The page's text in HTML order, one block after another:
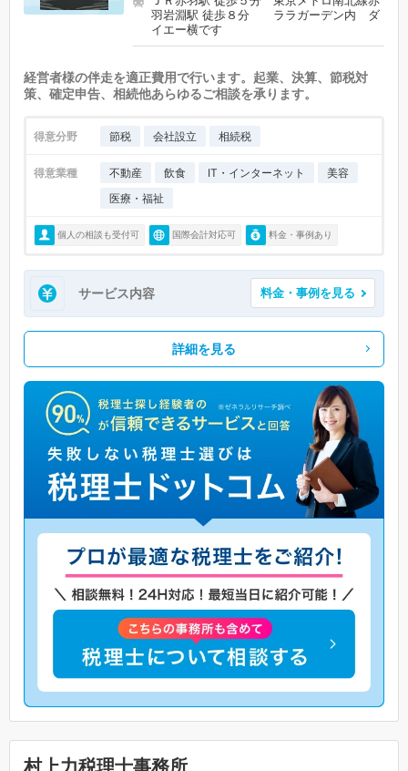
羽岩淵駅 徒歩８分 ララガーデン内 ダ
イエー横です
経営者様の伴走を適正費用で行います。起業、決算、節税対
策、確定申告、相続他あらゆるご相談を承ります。
得意分野 節税 会社設立 相続税
得意業種 不動産 飲食 IT・インターネット
美容
医療・福祉
個人の相談も受付可 国際会計対応可 料金・事例あり
サービス内容 料金・事例を見る
詳細を見る
村上力税理士事務所